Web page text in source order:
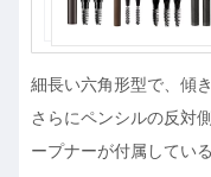
細長い六角形型で、傾
さらにペンシルの反対
ープナーが付属してい